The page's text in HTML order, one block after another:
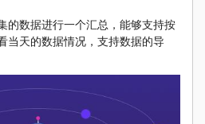
的数据进行一个汇总，能够支持按
当天的数据情况，支持数据的导